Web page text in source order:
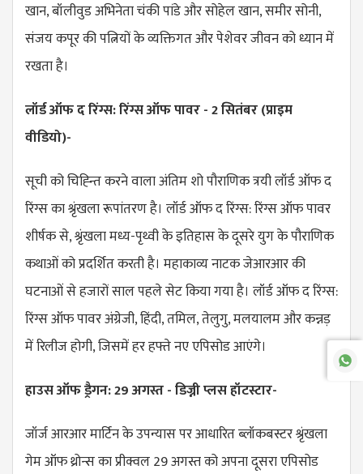
खान, बॉलीवुड अभिनेता चंकी पांडे और सोहेल खान, समीर सोनी,
संजय कपूर की पत्नियों के व्यक्तिगत और पेशेवर जीवन को ध्यान में
रखता है।
लॉर्ड ऑफ द रिंग्स: रिंग्स ऑफ पावर - 2 सितंबर (प्राइम
वीडियो)-
सूची को चिह्न्ति करने वाला अंतिम शो पौराणिक त्रयी लॉर्ड ऑफ द
रिंग्स का श्रृंखला रूपांतरण है। लॉर्ड ऑफ द रिंग्स: रिंग्स ऑफ पावर
शीर्षक से, श्रृंखला मध्य-पृथ्वी के इतिहास के दूसरे युग के पौराणिक
कथाओं को प्रदर्शित करती है। महाकाव्य नाटक जेआरआर की
घटनाओं से हजारों साल पहले सेट किया गया है। लॉर्ड ऑफ द रिंग्स:
रिंग्स ऑफ पावर अंग्रेजी, हिंदी, तमिल, तेलुगु, मलयालम और कन्नड़
में रिलीज होगी, जिसमें हर हफ्ते नए एपिसोड आएंगे।
हाउस ऑफ ड्रैगन: 29 अगस्त - डिज्नी प्लस हॉटस्टार-
जॉर्ज आरआर मार्टिन के उपन्यास पर आधारित ब्लॉकबस्टर श्रृंखला
गेम ऑफ थ्रोन्स का प्रीक्वल 29 अगस्त को अपना दूसरा एपिसोड